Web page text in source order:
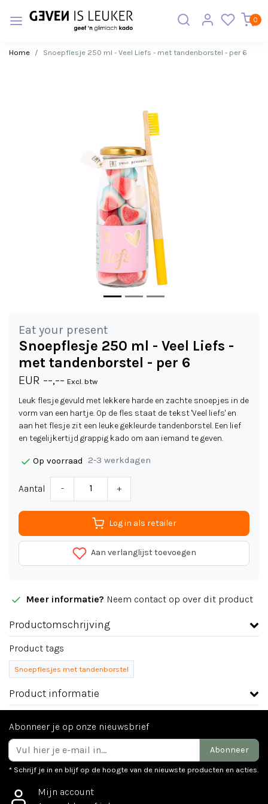
0
Home Snoepflesje 250 ml - Veel Liefs - met tandenborstel - per 6
Eat your present
Snoepflesje 250 ml - Veel Liefs -
met tandenborstel - per 6
EUR --,-- Excl. btw
Leuk flesje gevuld met lekkere harde en zachte snoepjes in de
vorm van een hartje. Op de fles staat de tekst 'Veel liefs' en
aan het flesje zit een leuke gekleurde tandenborstel. Een lief
en tegelijkertijd grappig kado om aan iemand te geven.
Op voorraad 2-3 werkdagen
Aantal - +
Log in als retailer
Aan verlanglijst toevoegen
Meer informatie? Neem contact op over dit product
Productomschrijving
Product tags
Snoepflesjes met tandenborstel
Product informatie
Abonneer je op onze nieuwsbrief
Abonneer
* Schrijf je in en blijf op de hoogte van de nieuwste producten en acties.
Mijn account